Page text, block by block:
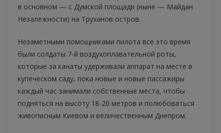
в основном — с Думской площади (ныне — Майдан
Незалежности) на Труханов остров.
Незаметными помощниками пилота все это время
были солдаты 7-й воздухоплавательной роты,
которые за канаты удерживали аппарат на месте в
купеческом саду, пока новые и новые пассажиры
каждый час занимали собственные места, чтобы
подняться на высоту 18-20 метров и полюбоваться
живописным Киевом и величественным Днепром.